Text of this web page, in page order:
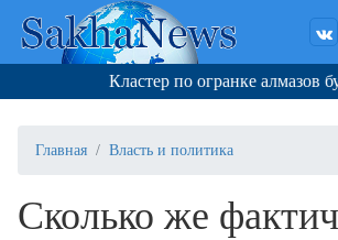
Кластер по огранке алмазов
Главная Власть и политика
Сколько же